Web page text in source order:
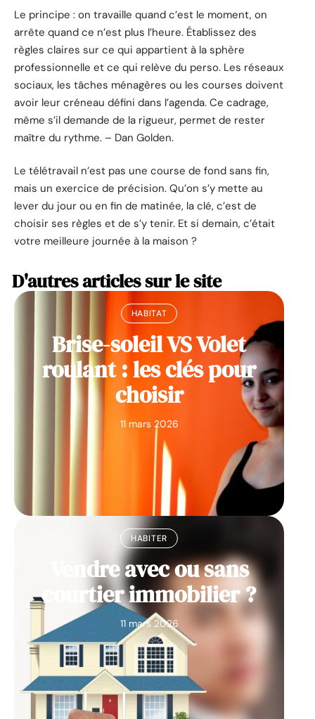
Le principe : on travaille quand c’est le moment, on
arrête quand ce n’est plus l’heure. Établissez des
règles claires sur ce qui appartient à la sphère
professionnelle et ce qui relève du perso. Les réseaux
sociaux, les tâches ménagères ou les courses doivent
avoir leur créneau défini dans l’agenda. Ce cadrage,
même s’il demande de la rigueur, permet de rester
maître du rythme. – Dan Golden.
Le télétravail n’est pas une course de fond sans fin,
mais un exercice de précision. Qu’on s’y mette au
lever du jour ou en fin de matinée, la clé, c’est de
choisir ses règles et de s’y tenir. Et si demain, c’était
votre meilleure journée à la maison ?
D'autres articles sur le site
HABITAT
Brise-soleil VS Volet
roulant : les clés pour
choisir
11 mars 2026
HABITER
Vendre avec ou sans
courtier immobilier ?
11 mars 2026